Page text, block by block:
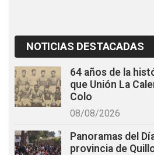
NOTICIAS DESTACADAS
64 años de la
que Unión La
Colo
08/08/2026
Panoramas del
provincia de